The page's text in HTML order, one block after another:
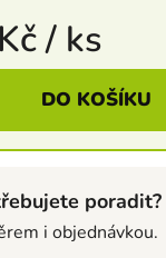
/ ks
DO KOŠÍKU
poradit?
i objednávkou.